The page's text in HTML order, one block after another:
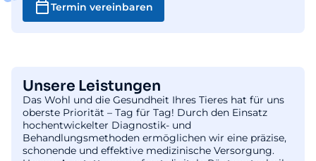
Termin vereinbaren
Unsere Leistungen
Das Wohl und die Gesundheit Ihres Tieres hat für uns
oberste Priorität – Tag für Tag! Durch den Einsatz
hochentwickelter Diagnostik- und
Behandlungsmethoden ermöglichen wir eine präzise,
schonende und effektive medizinische Versorgung.